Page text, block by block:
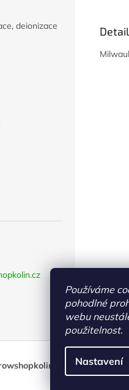
Používáme
pohodlné
webu
použitelnost.
Nastavení
deionizace
. Všechna